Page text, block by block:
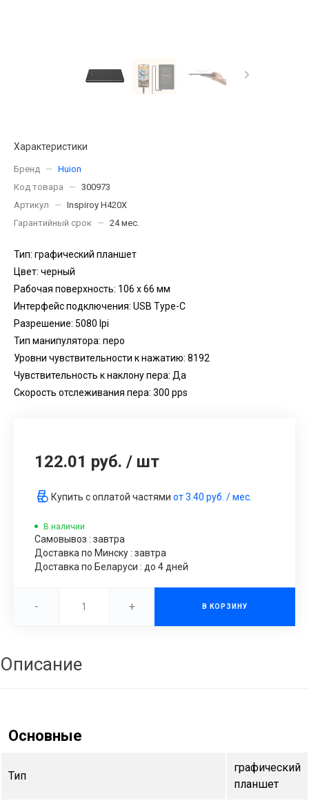
Характеристики
Бренд — Huion
Код товара
— 300973
Артикул
— Inspiroy H420X
Гарантийный срок
— 24 мес.
Тип: графический планшет
Цвет: черный
Рабочая поверхность: 106 x 66 мм
Интерфейс подключения: USB Type-C
Разрешение: 5080 lpi
Тип манипулятора: перо
Уровни чувствительности к нажатию: 8192
Чувствительность к наклону пера: Да
Скорость отслеживания пера: 300 pps
122.01 руб. / шт
Купить с оплатой частями от3.40 руб. / мес.
В наличии
Самовывоз : завтра
Доставка по Минску : завтра
Доставка по Беларуси : до 4 дней
- + В КОРЗИНУ
Описание
Основные
Тип
графический
планшет